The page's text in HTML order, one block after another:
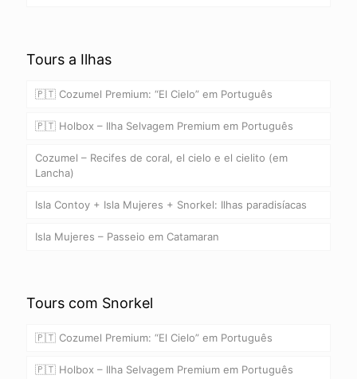
Tours a Ilhas
🇵🇹 Cozumel Premium: “El Cielo” em Português
🇵🇹 Holbox – Ilha Selvagem Premium em Português
Cozumel – Recifes de coral, el cielo e el cielito (em
Lancha)
Isla Contoy + Isla Mujeres + Snorkel: Ilhas paradisíacas
Isla Mujeres – Passeio em Catamaran
Tours com Snorkel
🇵🇹 Cozumel Premium: “El Cielo” em Português
🇵🇹 Holbox – Ilha Selvagem Premium em Português